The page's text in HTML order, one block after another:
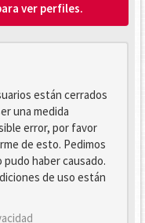
ver perfiles.
están cerrados
una medida
error, por favor
de esto. Pedimos
haber causado.
de uso están